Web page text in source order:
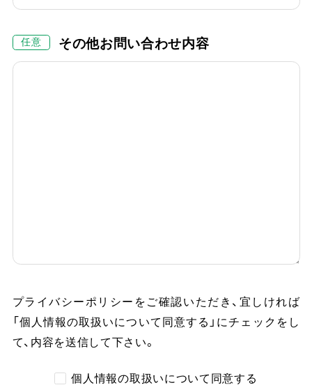
その他お問い合わせ内容
プライバシーポリシーをご確認いただき、 宜しければ
「個人情報の取扱いについて同意する」にチェックをし
て、内容を送信して下さい。
個人情報の取扱いについて同意する